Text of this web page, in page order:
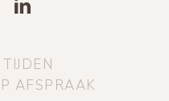
AFSPRAAK